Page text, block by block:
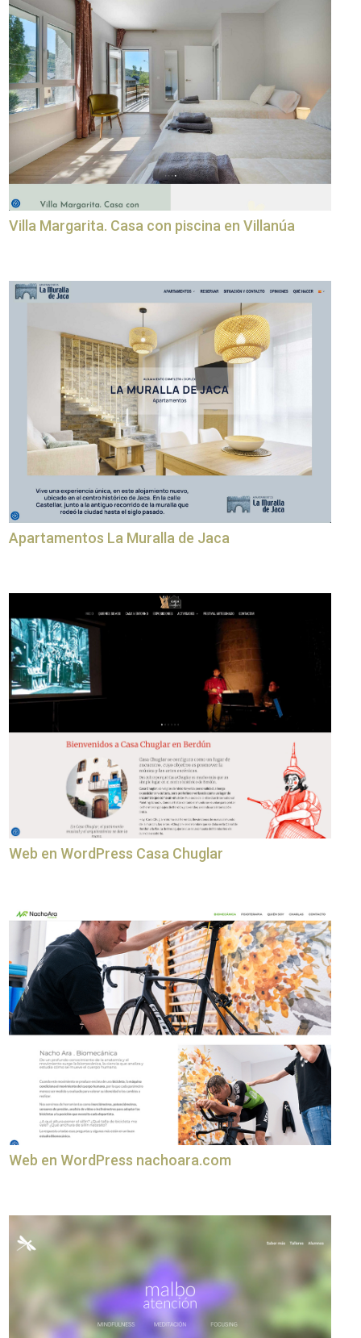
Villa Margarita. Casa con piscina en Villanúa
Apartamentos La Muralla de Jaca
Web en WordPress Casa Chuglar
Web en WordPress nachoara.com